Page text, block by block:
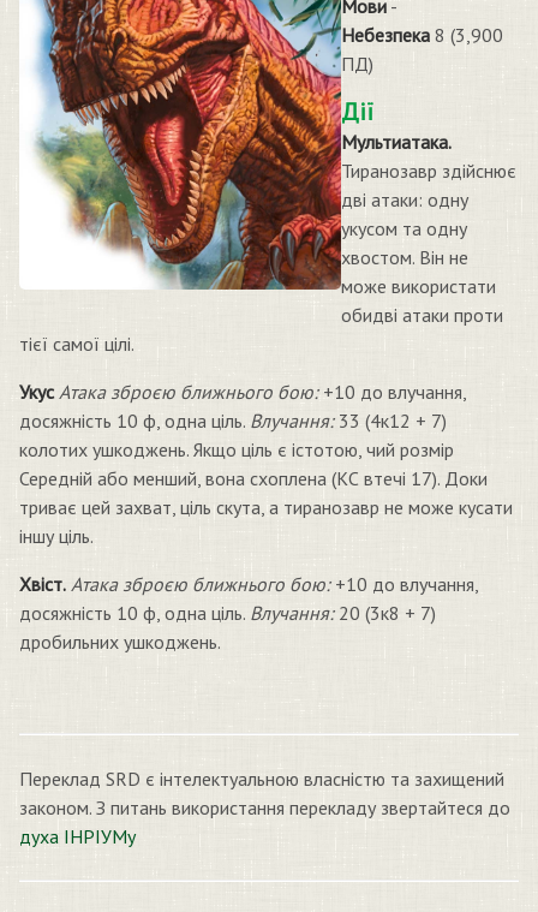
Мови -
Небезпека 8 (3,900
ПД)
Дії
Мультиатака.
Тиранозавр здійснює
дві атаки: одну
укусом та одну
хвостом. Він не
може використати
обидві атаки проти
тієї самої цілі.
Укус Атака зброєю ближнього бою:+10 до влучання,
досяжність 10 ф, одна ціль. Влучання:33 (4к12 + 7)
колотих ушкоджень. Якщо ціль є істотою, чий розмір
Середній або менший, вона схоплена (КС втечі 17). Доки
триває цей захват, ціль скута, а тиранозавр не може кусати
іншу ціль.
Хвіст. Атака зброєю ближнього бою:+10 до влучання,
досяжність 10 ф, одна ціль. Влучання:20 (3к8 + 7)
дробильних ушкоджень.
Переклад SRD є інтелектуальною власністю та захищений
законом. З питань використання перекладу звертайтеся до
духа ІНРІУМу